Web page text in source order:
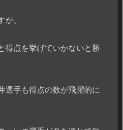
が、
得点を挙げていかないと勝
選手も得点の数が飛躍的に